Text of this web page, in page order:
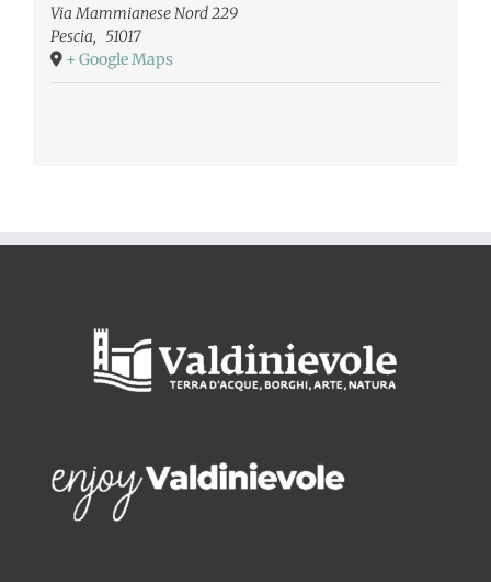
Via Mammianese Nord 229
Pescia, 51017
+ Google Maps